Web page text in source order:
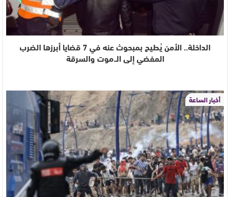
الداخلة.. الأمن يُطيح بمبحوث عنه في 7 قضايا أبرزها الضرب
المفضي إلى الـ.موت والسرقة
أخبار الساعة